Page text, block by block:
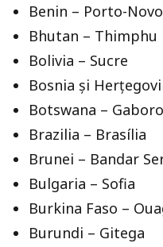
Benin – Porto-Novo
Bhutan – Thimphu
Bolivia – Sucre
Bosnia și
Botswana –
Brazilia – Brasília
Brunei – Bandar
Bulgaria – Sofia
Burkina Faso –
Burundi – Gitega